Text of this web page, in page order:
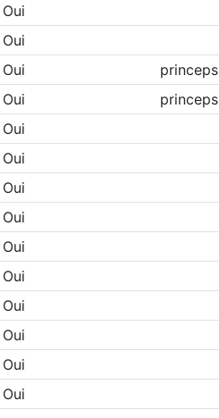
Oui
Oui
Oui
princeps
Oui
princeps
Oui
Oui
Oui
Oui
Oui
Oui
Oui
Oui
Oui
Oui